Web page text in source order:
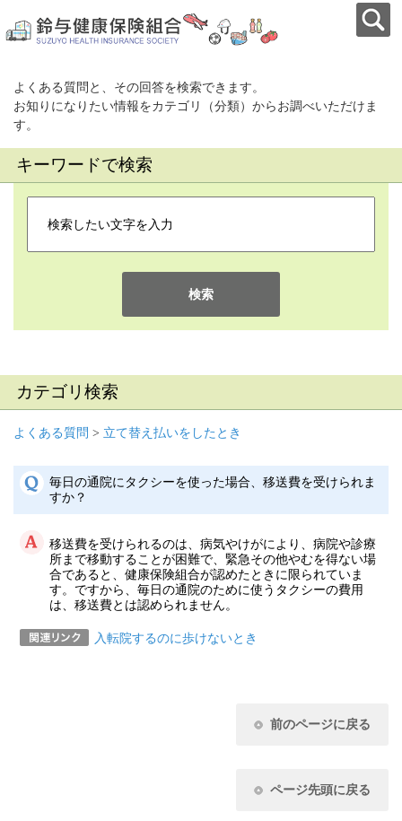
よくある質問と、その回答を検索できます。
お知りになりたい情報をカテゴリ（分類）からお調べいただけま
す。
キーワードで検索
検索
カテゴリ検索
よくある質問 > 立て替え払いをしたとき
毎日の通院にタクシーを使った場合、移送費を受けられま
すか？
移送費を受けられるのは、病気やけがにより、病院や診療
所まで移動することが困難で、緊急その他やむを得ない場
合であると、健康保険組合が認めたときに限られていま
す。ですから、毎日の通院のために使うタクシーの費用
は、移送費とは認められません。
入転院するのに歩けないとき
前のページに戻る
ページ先頭に戻る